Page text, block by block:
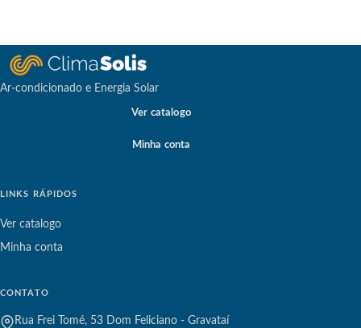
Ar-condicionado e Energia Solar
Ver catalogo
Minha conta
LINKS RÁPIDOS
Ver catalogo
Minha conta
CONTATO
Rua Frei Tomé, 53 Dom Feliciano - Gravataí